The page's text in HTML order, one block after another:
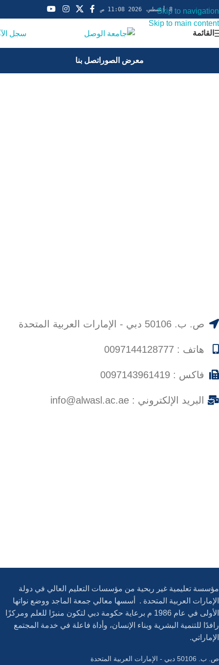
Skip to navigation
Skip to main content
8 أغسطس، 2026 11:08 ص
القائمة سجل
معرض الصور اتصل بنا
ص. ب. 50106 دبي - الإمارات العربية المتحدة
هاتف : 0097144128777
فاكس : 0097143961419
البريد الإلكتروني : info@alwasl.ac.ae
مؤسسة تعليمية غير ربحية من مؤسسات التعليم العالي في دولة
الإمارات العربية المتحدة . أسسها معالي جمعة الماجد ووضع نواتها
الأولى في عام 1986 م برعاية حكومة دبي لتكون منبرًا للعلم ومركزًا
رافدًا للتنمية البشرية وبناء الإنسان، وأداة فاعلة في خدمة المجتمع
الإماراتي.
ص. ب. 50106 دبي - الإمارات العربية المتحدة